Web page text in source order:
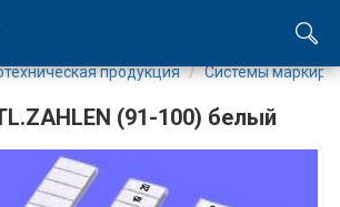
продукция Системы
(91-100) белый